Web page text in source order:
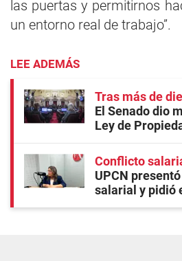
las puertas y permitirnos
un entorno real de trabajo”.
LEE ADEMÁS
Tras más de
El Senado dio
Ley de
Conflicto
UPCN
salarial y pidió